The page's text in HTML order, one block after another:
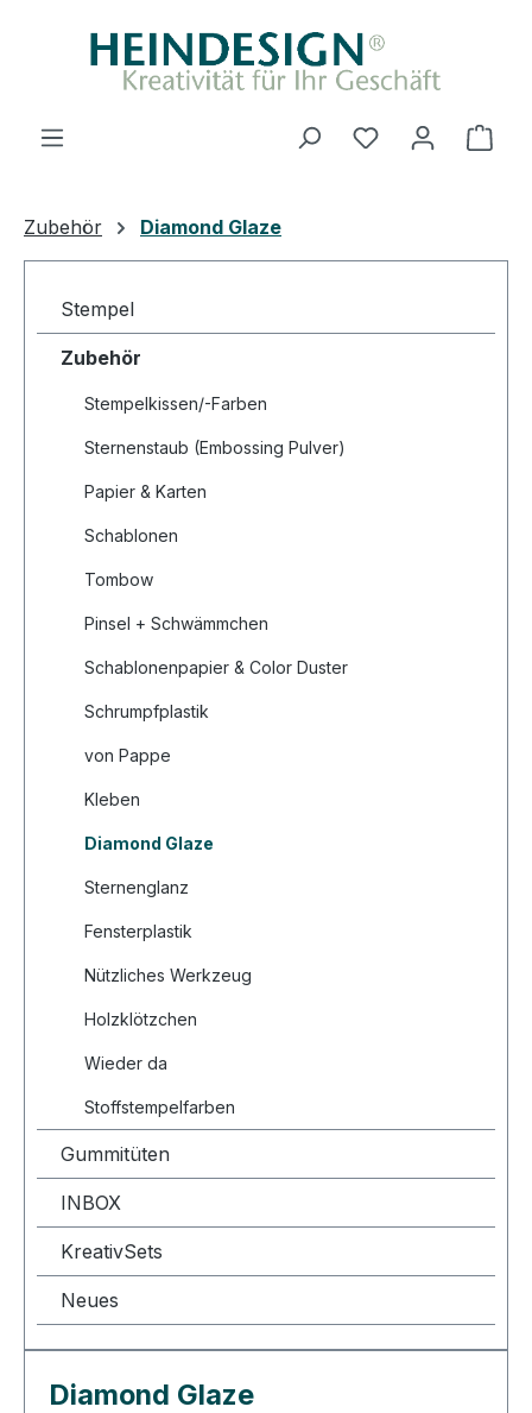
Zum Hauptinhalt springen
Zubehör Diamond Glaze
Stempel
Zubehör
Stempelkissen/-Farben
Sternenstaub (Embossing Pulver)
Papier & Karten
Schablonen
Tombow
Pinsel + Schwämmchen
Schablonenpapier & Color Duster
Schrumpfplastik
von Pappe
Kleben
Diamond Glaze
Sternenglanz
Fensterplastik
Nützliches Werkzeug
Holzklötzchen
Wieder da
Stoffstempelfarben
Gummitüten
INBOX
KreativSets
Neues
Diamond Glaze